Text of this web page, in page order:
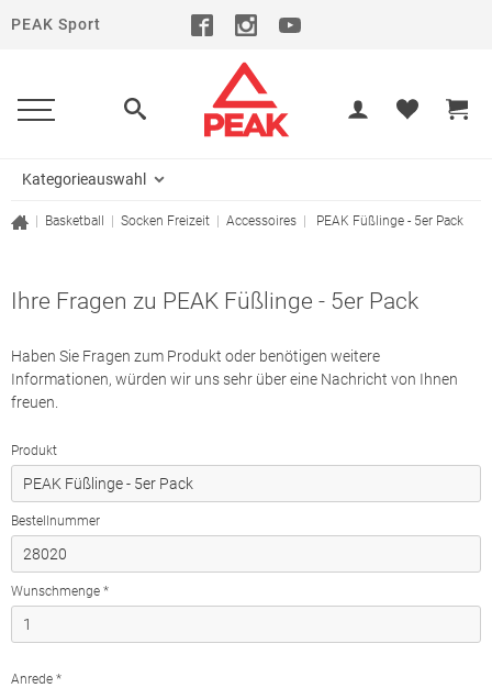
PEAK Sport
Kategorieauswahl
Basketball Socken Freizeit Accessoires PEAK Füßlinge - 5er Pack
Ihre Fragen zu PEAK Füßlinge - 5er Pack
Haben Sie Fragen zum Produkt oder benötigen weitere
Informationen, würden wir uns sehr über eine Nachricht von Ihnen
freuen.
Produkt
Bestellnummer
Wunschmenge *
Anrede *